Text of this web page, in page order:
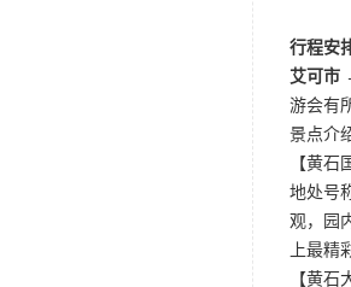
行程安
艾可市
游会有
景点介
【黄石
地处号
观，园
上最精
【黄石